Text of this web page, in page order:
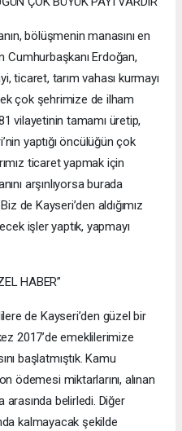
bölüşmenin manasını en
Cumhurbaşkanı Erdoğan,
ticaret, tarım vahası kurmayı
çok şehrimize de ilham
vilayetinin tamamı üretip,
yaptığı öncülüğün çok
ticaret yapmak için
arşınlıyorsa burada
de Kayseri’den aldığımız
işler yaptık, yapmayı
HABER”
de Kayseri’den güzel bir
2017’de emeklilerimize
başlatmıştık. Kamu
ödemesi miktarlarını, alınan
arasında belirledi. Diğer
kalmayacak şekilde